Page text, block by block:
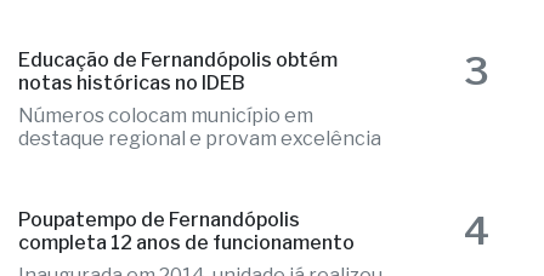
Educação de Fernandópolis obtém
notas históricas no IDEB
Números colocam município em
destaque regional e provam excelência
3
Poupatempo de Fernandópolis
completa 12 anos de funcionamento
4